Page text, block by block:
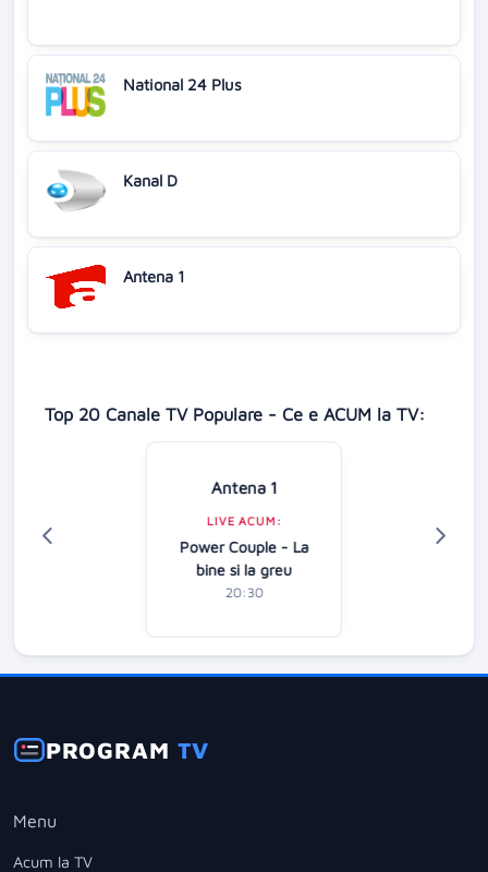
National 24 Plus
Kanal D
Antena 1
Top 20 Canale TV Populare - Ce e ACUM la TV:
Antena 1
LIVE ACUM:
Power Couple - La
bine si la greu
20:30
PROGRAMTV
Menu
Acum la TV